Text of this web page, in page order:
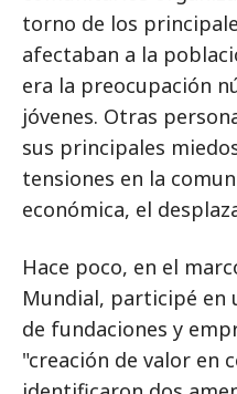
torno de los
afectaban a la
era la preocupación
jóvenes. Otras
sus principales
tensiones en la
económica, el
Hace poco, en el
Mundial, participé en
de fundaciones y
"creación de valor en